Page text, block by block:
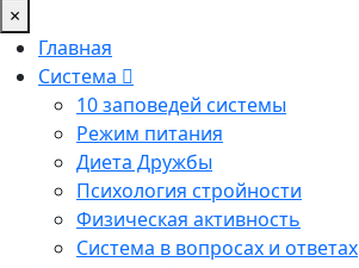
×
Главная
Система
10 заповедей системы
Режим питания
Диета Дружбы
Психология стройности
Физическая активность
Система в вопросах и ответах